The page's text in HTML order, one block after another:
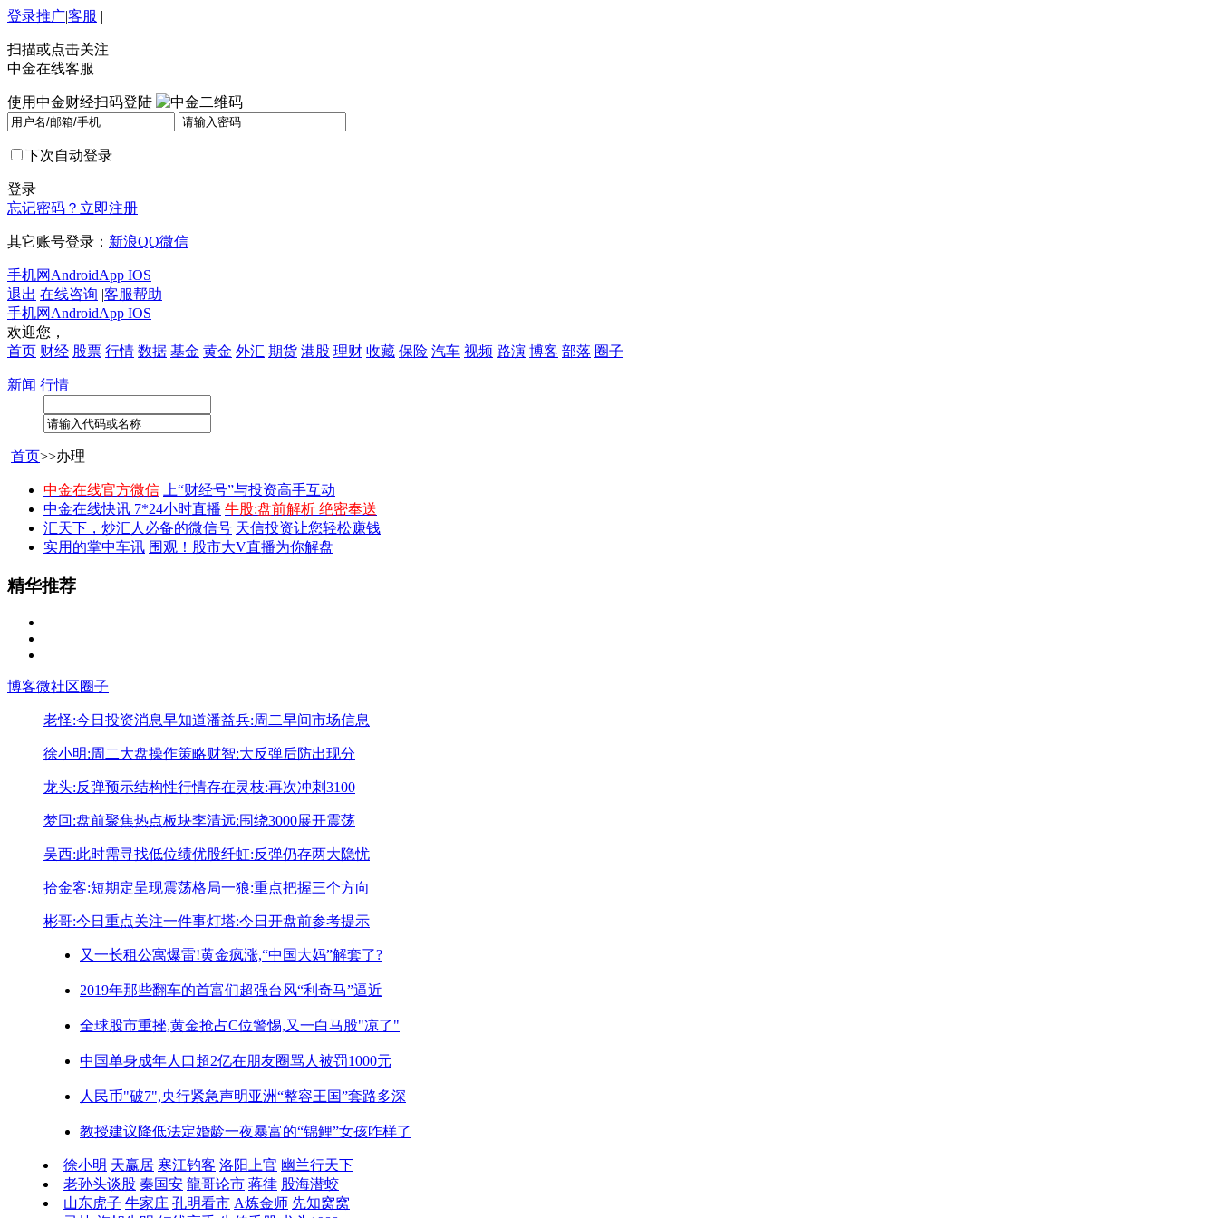
登录推广|客服 |
扫描或点击关注
中金在线客服
使用中金财经扫码登陆
下次自动登录
登录
忘记密码？ 立即注册
其它账号登录： 新浪QQ微信
手机网 AndroidApp IOS
退出 在线咨询 |客服帮助
手机网 AndroidApp IOS
欢迎您，
首页 财经 股票 行情 数据 基金 黄金 外汇 期货 港股 理财 收藏 保险 汽车 视频 路演 博客 部落 圈子
新闻 行情
首页>>办理
中金在线官方微信
上“财经号”与投资高手互动
中金在线快讯 7*24小时直播 牛股:盘前解析 绝密奉送
汇天下，炒汇人必备的微信号 天信投资让您轻松赚钱
实用的掌中车讯 围观！股市大V直播为你解盘
精华推荐
博客微社区圈子
老怪:今日投资消息早知道潘益兵:周二早间市场信息
徐小明:周二大盘操作策略财智:大反弹后防出现分
龙头:反弹预示结构性行情存在灵枝:再次冲刺3100
梦回:盘前聚焦热点板块李清远:围绕3000展开震荡
吴西:此时需寻找低位绩优股纤虹:反弹仍存两大隐忧
拾金客:短期定呈现震荡格局一狼:重点把握三个方向
彬哥:今日重点关注一件事灯塔:今日开盘前参考提示
又一长租公寓爆雷!黄金疯涨,“中国大妈”解套了?
2019年那些翻车的首富们超强台风“利奇马”逼近
全球股市重挫,黄金抢占C位警惕,又一白马股"凉了"
中国单身成年人口超2亿在朋友圈骂人被罚1000元
人民币"破7",央行紧急声明亚洲“整容王国”套路多深
教授建议降低法定婚龄一夜暴富的“锦鲤”女孩咋样了
徐小明 天赢居 寒江钓客 洛阳上官 幽兰行天下
老孙头谈股 秦国安 龍哥论市 蒋律 股海潜蛟
山东虎子 牛家庄 孔明看市 A炼金师 先知窝窝